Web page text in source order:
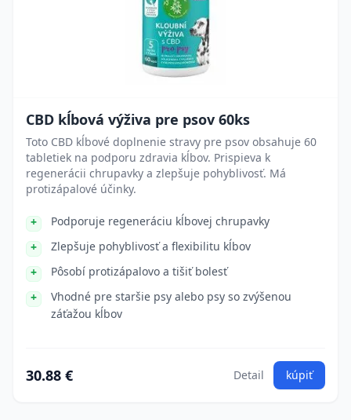
CBD kĺbová výživa pre psov 60ks
Toto CBD kĺbové doplnenie stravy pre psov obsahuje 60
tabletiek na podporu zdravia kĺbov. Prispieva k
regenerácii chrupavky a zlepšuje pohyblivosť. Má
protizápalové účinky.
Podporuje regeneráciu kĺbovej chrupavky
Zlepšuje pohyblivosť a flexibilitu kĺbov
Pôsobí protizápalovo a tišiť bolesť
Vhodné pre staršie psy alebo psy so zvýšenou
záťažou kĺbov
30.88 € Detail kúpiť